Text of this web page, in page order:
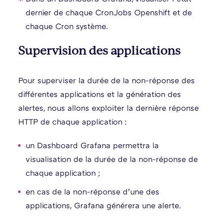
dernier de chaque CronJobs Openshift et de
chaque Cron système.
Supervision des applications
Pour superviser la durée de la non-réponse des
différentes applications et la génération des
alertes, nous allons exploiter la dernière réponse
HTTP de chaque application :
un Dashboard Grafana permettra la
visualisation de la durée de la non-réponse de
chaque application ;
en cas de la non-réponse d’une des
applications, Grafana générera une alerte.